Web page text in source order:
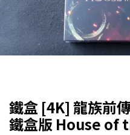
鐵盒 [4K] 龍族前
鐵盒版 House of